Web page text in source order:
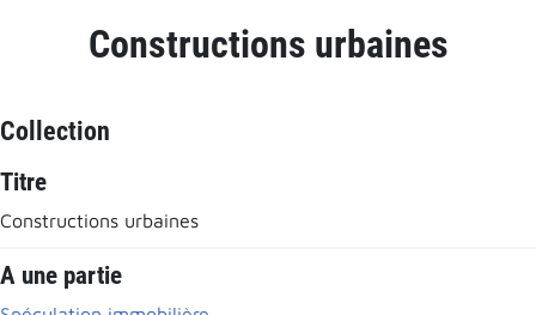
Constructions urbaines
Collection
Titre
Constructions urbaines
A une partie